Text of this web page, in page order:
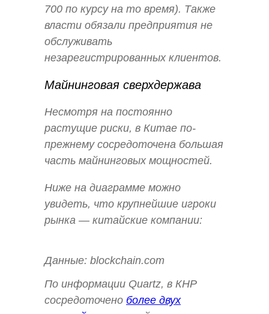
700 по курсу на то время). Также
власти обязали предприятия не
обслуживать
незарегистрированных клиентов.
Майнинговая сверхдержава
Несмотря на постоянно
растущие риски, в Китае по-
прежнему сосредоточена большая
часть майнинговых мощностей.
Ниже на диаграмме можно
увидеть, что крупнейшие игроки
рынка — китайские компании:
Данные: blockchain.com
По информации Quartz, в КНР
сосредоточено более двух